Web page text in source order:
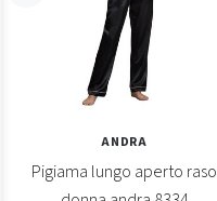
ANDRA
Pigiama lungo aperto raso